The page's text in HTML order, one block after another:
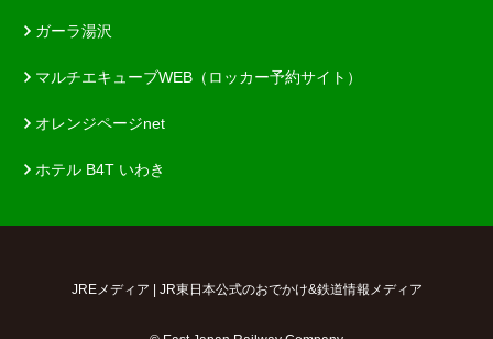
ガーラ湯沢
マルチエキューブWEB（ロッカー予約サイト）
オレンジページnet
ホテル B4T いわき
JREメディア | JR東日本公式のおでかけ&鉄道情報メディア